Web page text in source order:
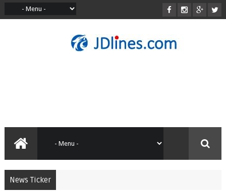
News Ticker